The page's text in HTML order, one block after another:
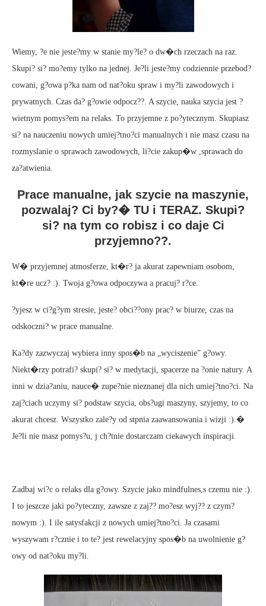
Wiemy, ?e nie jeste?my w stanie my?le? o dw�ch rzeczach na raz.
Skupi? si? mo?emy tylko na jednej. Je?li jeste?my codziennie przebod?
cowani, g?owa p?ka nam od nat?oku spraw i my?li zawodowych i
prywatnych. Czas da? g?owie odpocz??. A szycie, nauka szycia jest ?
wietnym pomys?em na relaks. To przyjemne z po?ytecznym. Skupiasz
si? na nauczeniu nowych umiej?tno?ci manualnych i nie masz czasu na
rozmyslanie o sprawach zawodowych, li?cie zakup�w ,sprawach do
za?atwienia.
Prace manualne, jak szycie na maszynie,
pozwalaj? Ci by?� TU i TERAZ. Skupi?
si? na tym co robisz i co daje Ci
przyjemno??.
W� przyjemnej atmosferze, kt�r? ja akurat zapewniam osobom,
kt�re ucz? :). Twoja g?owa odpoczywa a pracuj? r?ce.
?yjesz w ci?g?ym stresie, jeste? obci??ony prac? w biurze, czas na
odskoczni? w prace manualne.
Ka?dy zazwyczaj wybiera inny spos�b na „wyciszenie” g?owy.
Niekt�rzy potrafi? skupi? si? w medytacji, spacerze na ?onie natury. A
inni w dzia?aniu, nauce� zupe?nie nieznanej dla nich umiej?tno?ci. Na
zaj?ciach uczymy si? podstaw szycia, obs?ugi maszyny, szyjemy, to co
akurat chcesz. Wszystko zale?y od stpnia zaawansowania i wizji :).�
Je?li nie masz pomys?u, j ch?tnie dostarczam ciekawych inspiracji.
Zadbaj wi?c o relaks dla g?owy. Szycie jako mindfulnes,s czemu nie :).
I to jeszcze jaki po?yteczny, zawsze z zaj?? mo?esz wyj?? z czym?
nowym :). I ile satysfakcji z nowych umiej?tno?ci. Ja czasami
wyszywam r?cznie i to te? jest rewelacyjny spos�b na uwolnienie g?
owy od nat?oku my?li.